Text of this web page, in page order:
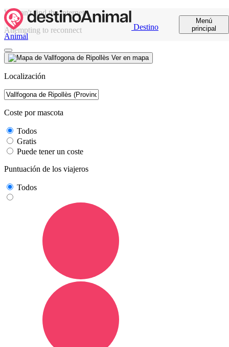
Destino
Animal
Menú
principal
We can't find the internet
Attempting to reconnect
Ver en mapa
Localización
Coste por mascota
Todos
Gratis
Puede tener un coste
Puntuación de los viajeros
Todos